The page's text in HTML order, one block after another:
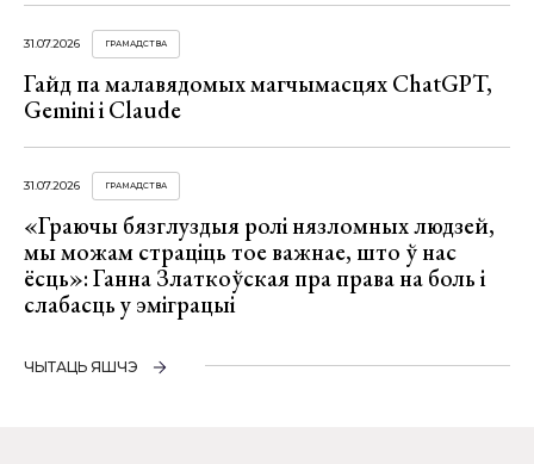
31.07.2026 ГРАМАДСТВА
Гайд па малавядомых магчымасцях ChatGPT,
Gemini і Claude
31.07.2026 ГРАМАДСТВА
«Граючы бязглуздыя ролі нязломных людзей,
мы можам страціць тое важнае, што ў нас
ёсць»: Ганна Златкоўская пра права на боль і
слабасць у эміграцыі
ЧЫТАЦЬ ЯШЧЭ